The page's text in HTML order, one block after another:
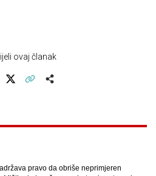
ovaj članak
pravo da obriše neprimjeren